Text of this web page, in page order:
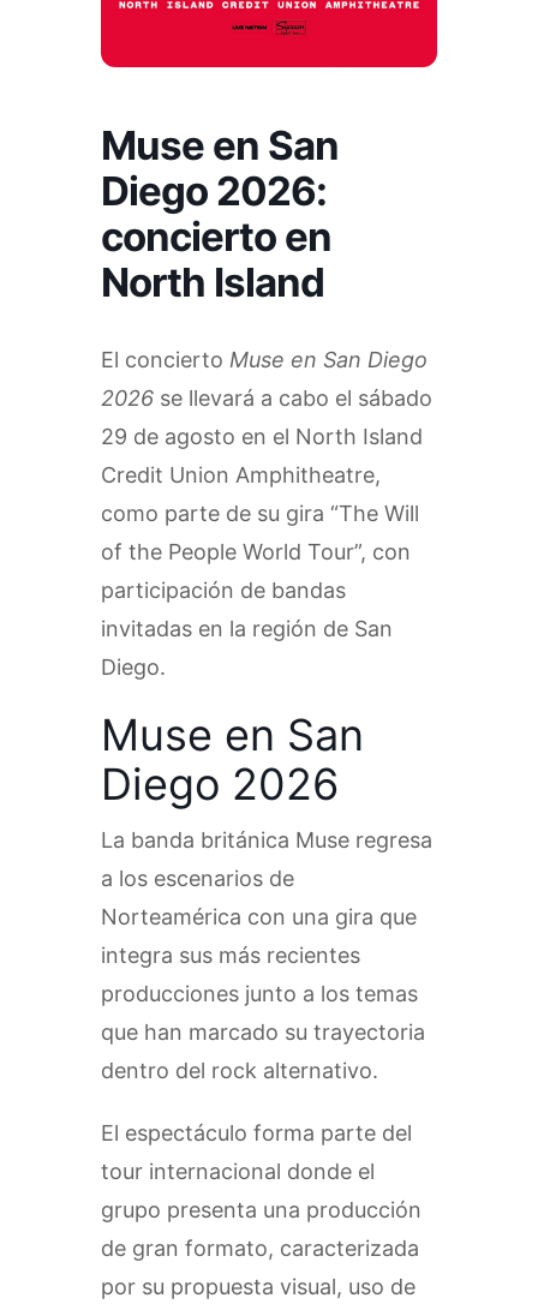
Muse en San
Diego 2026:
concierto en
North Island
El concierto Muse en San Diego
2026 se llevará a cabo el sábado
29 de agosto en el North Island
Credit Union Amphitheatre,
como parte de su gira “The Will
of the People World Tour”, con
participación de bandas
invitadas en la región de San
Diego.
Muse en San
Diego 2026
La banda británica Muse regresa
a los escenarios de
Norteamérica con una gira que
integra sus más recientes
producciones junto a los temas
que han marcado su trayectoria
dentro del rock alternativo.
El espectáculo forma parte del
tour internacional donde el
grupo presenta una producción
de gran formato, caracterizada
por su propuesta visual, uso de